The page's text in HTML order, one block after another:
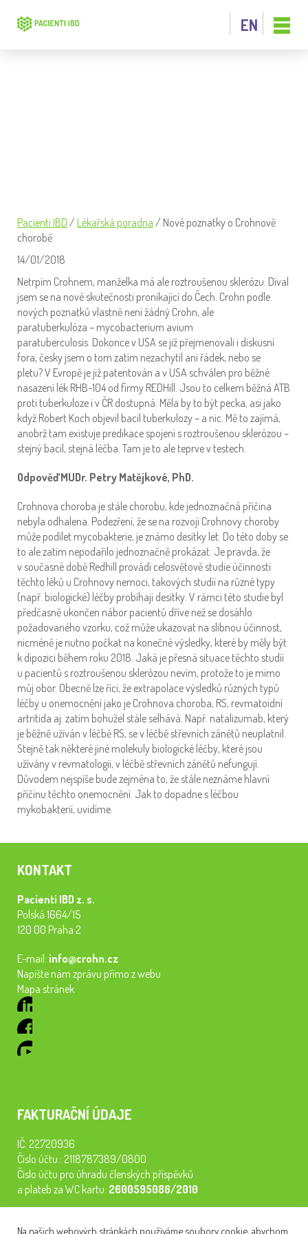
EN
Pacienti IBD / Lékařská poradna / Nové poznatky o Crohnově
chorobě
14/01/2018
Netrpím Crohnem, manželka má ale roztroušenou sklerózu. Díval
jsem se na nové skutečnosti pronikající do Čech. Crohn podle
nových poznatků vlastně není žádný Crohn, ale
paratuberkulóza – mycobacterium avium
paratuberculosis. Dokonce v USA se již přejmenovali i diskusní
fora, česky jsem o tom zatím nezachytil ani řádek, nebo se
pletu? V Evropě je již patentován a v USA schválen pro běžné
nasazení lék RHB-104 od firmy REDHill. Jsou to celkem běžná ATB
proti tuberkuloze i v ČR dostupná. Měla by to být pecka, asi jako
když Robert Koch objevil bacil tuberkulozy – a nic. Mě to zajímá,
anobrž tam existuje predikace spojení s roztroušenou sklerózou –
stejný bacil, stejná léčba. Tam je to ale teprve v testech.
Odpověď MUDr. Petry Matějkové, PhD.
Crohnova choroba je stále chorobu, kde jednoznačná příčina
nebyla odhalena. Podezření, že se na rozvoji Crohnovy choroby
může podílet mycobakterie, je známo desítky let. Do této doby se
to ale zatím nepodařilo jednoznačně prokázat. Je pravda, že
v současné době Redhill provádí celosvětově studie účinnosti
těchto léků u Crohnovy nemoci, takových studií na různé typy
(např. biologické) léčby probíhají desítky. V rámci této studie byl
předčasně ukončen nábor pacientů dříve než se dosáhlo
požadovaného vzorku, což může ukazovat na slibnou účinnost,
nicméně je nutno počkat na konečné výsledky, které by měly být
k dipozici během roku 2018. Jaká je přesná situace těchto studií
u pacientů s roztroušenou sklerózou nevím, protože to je mimo
můj obor. Obecně lze říci, že extrapolace výsledků různých typů
léčby u onemocnění jako je Crohnova choroba, RS, revmatoidní
artritida aj. zatím bohužel stále selhává. Např. natalizumab, který
je běžně užíván v léčbě RS, se v léčbě střevních zánětů neuplatnil.
Stejně tak některé jiné molekuly biologické léčby, které jsou
užívány v revmatologii, v léčbě střevních zánětů nefungují.
Důvodem nejspíše bude zejména to, že stále neznáme hlavní
příčinu těchto onemocnění. Jak to dopadne s léčbou
mykobakterií, uvidíme.
KONTAKT
Pacienti IBD z. s.
Polská 1664/15
120 00 Praha 2
E-mail: info@crohn.cz
Napište nám zprávu přímo z webu
Mapa stránek
FAKTURAČNÍ ÚDAJE
IČ: 22720936
Číslo účtu.: 2118787389/0800
Číslo účtu pro úhradu členských příspěvků
a plateb za WC kartu: 2600595086/2010
Na našich webových stránkách používáme soubory cookie, abychom